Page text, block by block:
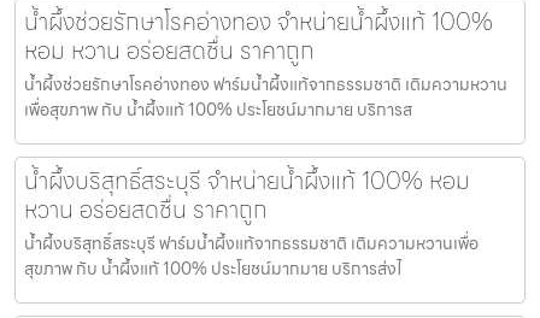
น้ำผึ้งช่วยรักษาโรคอ่างทอง จำหน่ายน้ำผึ้งแท้ 100%
หอม หวาน อร่อยสดชื่น ราคาถูก
น้ำผึ้งช่วยรักษาโรคอ่างทอง ฟาร์มน้ำผึ้งแท้จากธรรมชาติ เติมความหวาน
เพื่อสุขภาพ กับ น้ำผึ้งแท้ 100% ประโยชน์มากมาย บริการส
น้ำผึ้งบริสุทธิ์สระบุรี จำหน่ายน้ำผึ้งแท้ 100% หอม
หวาน อร่อยสดชื่น ราคาถูก
น้ำผึ้งบริสุทธิ์สระบุรี ฟาร์มน้ำผึ้งแท้จากธรรมชาติ เติมความหวานเพื่อ
สุขภาพ กับ น้ำผึ้งแท้ 100% ประโยชน์มากมาย บริการส่งไ